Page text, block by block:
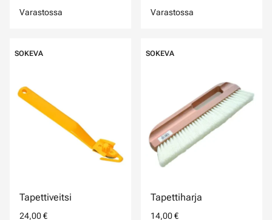
Varastossa
Varastossa
SOKEVA
Tapettiveitsi
24,00 €
SOKEVA
Tapettiharja
14,00 €